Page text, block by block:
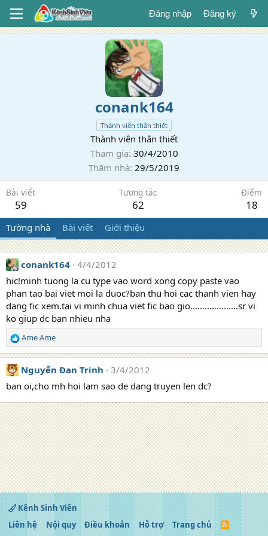
Đăng nhập Đăng ký
conank164
Thành viên thân thiết
Thành viên thân thiết
Tham gia 30/4/2010
Thăm nhà 29/5/2019
Bài viết
59
Tương tác
62
Điểm
18
Tường nhà Bài viết Giới thiệu
conank164 4/4/2012
hic!minh tuong la cu type vao word xong copy paste vao
phan tao bai viet moi la duoc?ban thu hoi cac thanh vien hay
dang fic xem.tai vi minh chua viet fic bao gio....................sr vi
ko giup dc ban nhieu nha
R
e
a
c
t
o
n
s
:
Ame Ame
Nguyễn Đan Trinh
3/4/2012
ban oi,cho mh hoi lam sao de dang truyen len dc?
Kênh Sinh Viên
Liên hệ
Nội quy Điều khoản Hỗ trợ Trang chủ
R